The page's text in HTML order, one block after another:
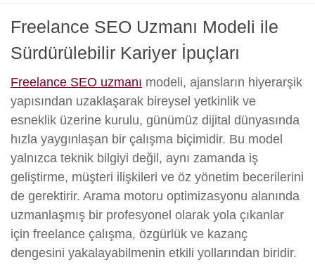
Freelance SEO Uzmanı Modeli ile
Sürdürülebilir Kariyer İpuçları
Freelance SEO uzmanı modeli, ajansların hiyerarşik
yapısından uzaklaşarak bireysel yetkinlik ve
esneklik üzerine kurulu, günümüz dijital dünyasında
hızla yaygınlaşan bir çalışma biçimidir. Bu model
yalnızca teknik bilgiyi değil, aynı zamanda iş
geliştirme, müşteri ilişkileri ve öz yönetim becerilerini
de gerektirir. Arama motoru optimizasyonu alanında
uzmanlaşmış bir profesyonel olarak yola çıkanlar
için freelance çalışma, özgürlük ve kazanç
dengesini yakalayabilmenin etkili yollarından biridir.